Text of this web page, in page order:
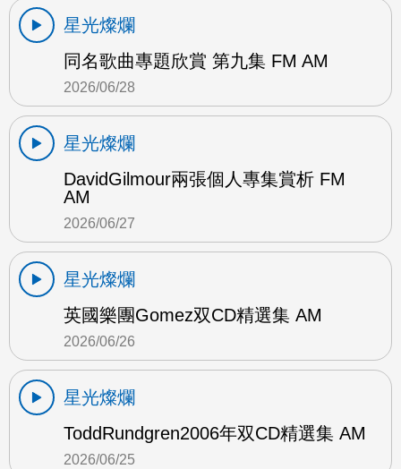
星光燦爛
同名歌曲專題欣賞 第九集 FM AM
2026/06/28
星光燦爛
DavidGilmour兩張個人專集賞析 FM
AM
2026/06/27
星光燦爛
英國樂團Gomez双CD精選集 AM
2026/06/26
星光燦爛
ToddRundgren2006年双CD精選集 AM
2026/06/25